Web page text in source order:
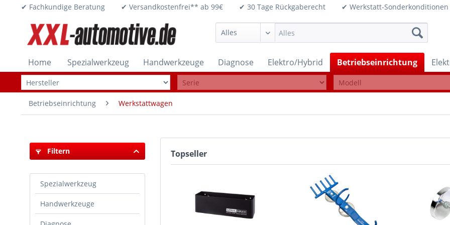
✔ Fachkundige Beratung ✔ Versandkostenfrei** ab 99€ ✔ 30 Tage Rückgaberecht ✔ Werkstatt-
Home Spezialwerkzeug Handwerkzeuge Diagnose Elektro/Hybrid Betriebseinrichtung
Betriebseinrichtung Werkstattwagen
Filtern
Spezialwerkzeug
Handwerkzeuge
Topseller